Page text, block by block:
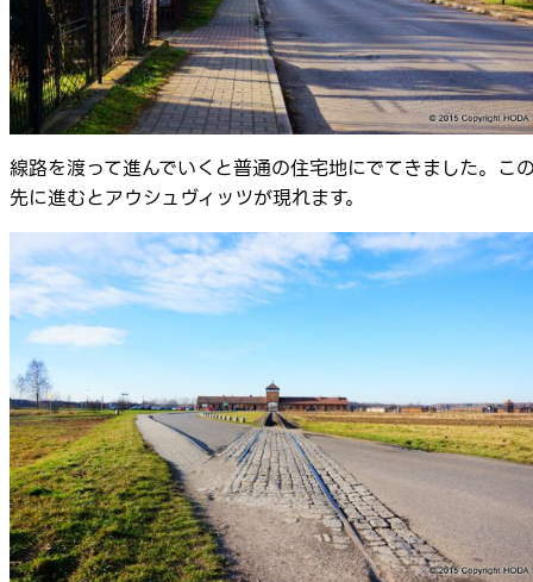
線路を渡って進んでいくと普通の住宅地にでてきました。こ
先に進むとアウシュヴィッツが現れます。